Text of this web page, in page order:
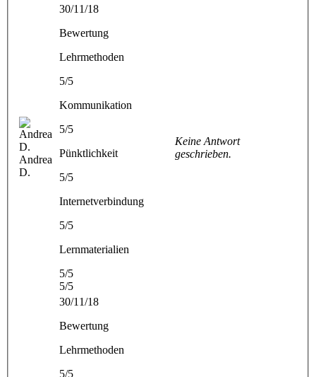
Andrea
D.
30/11/18
Bewertung
Lehrmethoden
5/5
Kommunikation
5/5
Pünktlichkeit
5/5
Internetverbindung
5/5
Lernmaterialien
5/5
5/5
Keine Antwort
geschrieben.
30/11/18
Bewertung
Lehrmethoden
5/5